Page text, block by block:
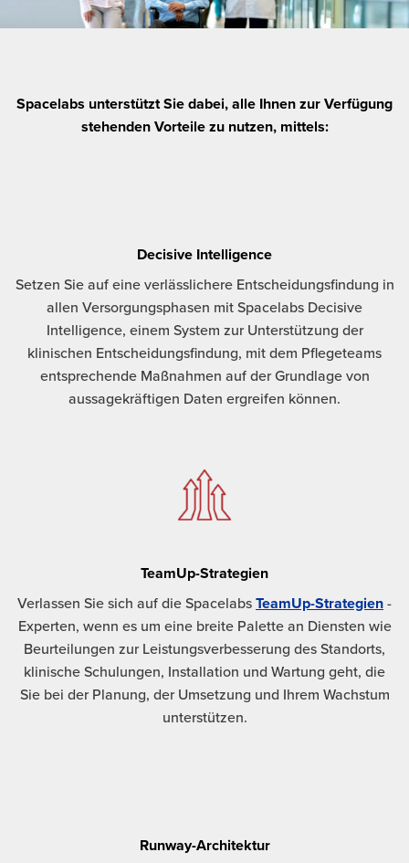
Spacelabs unterstützt Sie dabei, alle Ihnen zur Verfügung
stehenden Vorteile zu nutzen, mittels:
Decisive Intelligence
Setzen Sie auf eine verlässlichere Entscheidungsfindung in
allen Versorgungsphasen mit Spacelabs Decisive
Intelligence, einem System zur Unterstützung der
klinischen Entscheidungsfindung, mit dem Pflegeteams
entsprechende Maßnahmen auf der Grundlage von
aussagekräftigen Daten ergreifen können.
TeamUp-Strategien
Verlassen Sie sich auf die SpacelabsTeamUp-Strategien-
Experten, wenn es um eine breite Palette an Diensten wie
Beurteilungen zur Leistungsverbesserung des Standorts,
klinische Schulungen, Installation und Wartung geht, die
Sie bei der Planung, der Umsetzung und Ihrem Wachstum
unterstützen.
Runway-Architektur